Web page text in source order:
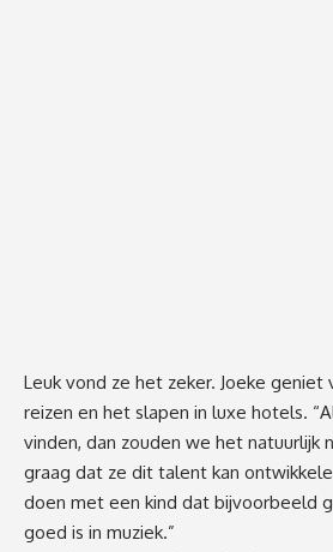
Leuk vond ze het zeker. Joeke geniet
reizen en het slapen in luxe hotels.
vinden, dan zouden we het natuurlijk
graag dat ze dit talent kan
doen met een kind dat bijvoorbeeld
goed is in muziek.”